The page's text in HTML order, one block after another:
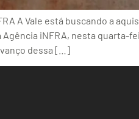
A Vale está buscando a
iNFRA, nesta quarta-
dessa […]